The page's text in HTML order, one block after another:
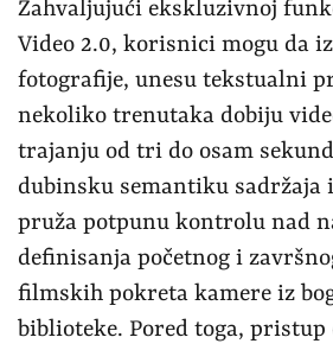
Zahvaljujući ekskluzivnoj
Video 2.0, korisnici mogu da
fotografije, unesu tekstualni
nekoliko trenutaka dobiju
trajanju od tri do osam
dubinsku semantiku
pruža potpunu kontrolu nad
definisanja početnog i
filmskih pokreta kamere iz
biblioteke. Pored toga,